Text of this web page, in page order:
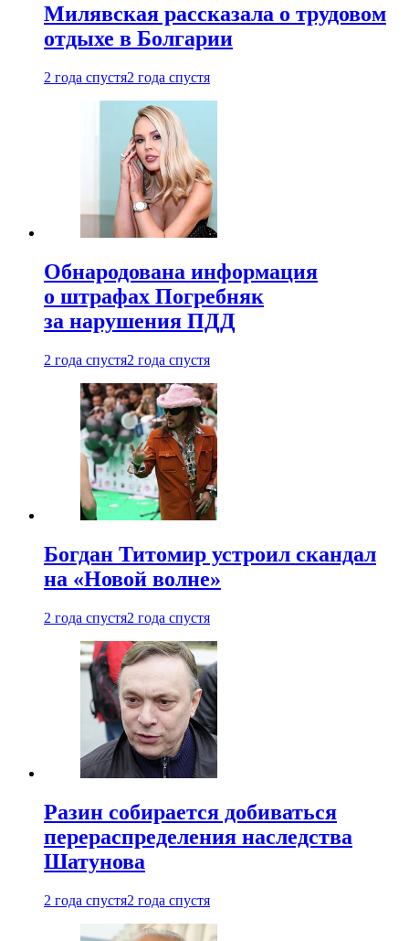
Милявская рассказала о трудовом
отдыхе в Болгарии
2 года спустя2 года спустя
Обнародована информация
о штрафах Погребняк
за нарушения ПДД
2 года спустя2 года спустя
Богдан Титомир устроил скандал
на «Новой волне»
2 года спустя2 года спустя
Разин собирается добиваться
перераспределения наследства
Шатунова
2 года спустя2 года спустя